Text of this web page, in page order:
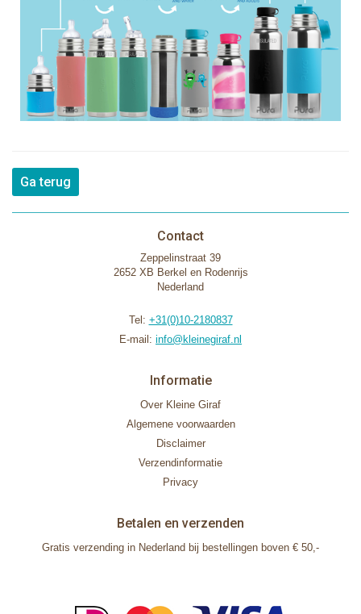
Ga terug
Contact
Zeppelinstraat 39
2652 XB Berkel en Rodenrijs
Nederland
Tel: +31(0)10-2180837
E-mail: info@kleinegiraf.nl
Informatie
Over Kleine Giraf
Algemene voorwaarden
Disclaimer
Verzendinformatie
Privacy
Betalen en verzenden
Gratis verzending in Nederland bij bestellingen boven € 50,-